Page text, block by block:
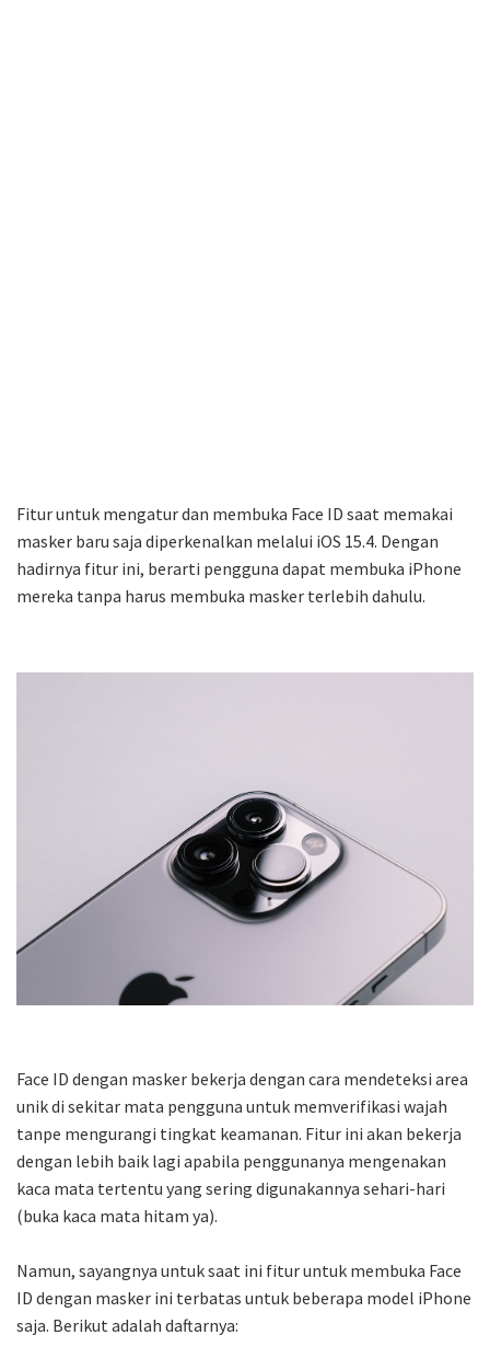
Fitur untuk mengatur dan membuka Face ID saat memakai
masker baru saja diperkenalkan melalui iOS 15.4. Dengan
hadirnya fitur ini, berarti pengguna dapat membuka iPhone
mereka tanpa harus membuka masker terlebih dahulu.
Face ID dengan masker bekerja dengan cara mendeteksi area
unik di sekitar mata pengguna untuk memverifikasi wajah
tanpe mengurangi tingkat keamanan. Fitur ini akan bekerja
dengan lebih baik lagi apabila penggunanya mengenakan
kaca mata tertentu yang sering digunakannya sehari-hari
(buka kaca mata hitam ya).
Namun, sayangnya untuk saat ini fitur untuk membuka Face
ID dengan masker ini terbatas untuk beberapa model iPhone
saja. Berikut adalah daftarnya: